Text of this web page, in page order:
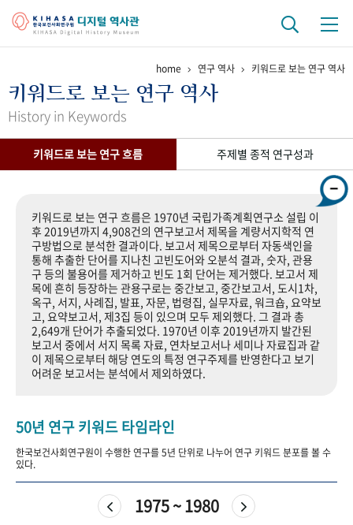
걸어온 길 기관 변천사 역대 기관장
연구 역사
기록물 아카이브
사진 아카이브 문서 기록물 행정박물 영상 기록물
+1주년 기념
성과 50선 숫자로 보는 50년 50+1주년 광장
세계와 함께 한 KIHASA
VR 역사관
home 연구 역사 키워드로 보는 연구 역사
키워드로 보는 연구 역사
History in Keywords
키워드로 보는 연구 흐름 주제별 종적 연구성과
키워드로 보는 연구 흐름은 1970년 국립가족계획연구소 설립 이
후 2019년까지 4,908건의 연구보고서 제목을 계량서지학적 연
구방법으로 분석한 결과이다. 보고서 제목으로부터 자동색인을
통해 추출한 단어를 지나친 고빈도어와 오분석 결과, 숫자, 관용
구 등의 불용어를 제거하고 빈도 1회 단어는 제거했다. 보고서 제
목에 흔히 등장하는 관용구로는 중간보고, 중간보고서, 도시1차,
옥구, 서지, 사례집, 발표, 자문, 법령집, 실무자료, 워크숍, 요약보
고, 요약보고서, 제3집 등이 있으며 모두 제외했다. 그 결과 총
2,649개 단어가 추출되었다. 1970년 이후 2019년까지 발간된
보고서 중에서 서지 목록 자료, 연차보고서나 세미나 자료집과 같
이 제목으로부터 해당 연도의 특정 연구주제를 반영한다고 보기
어려운 보고서는 분석에서 제외하였다.
50년 연구 키워드 타임라인
한국보건사회연구원이 수행한 연구를 5년 단위로 나누어 연구 키워드 분포를 볼 수
있다.
1975 ~ 1980